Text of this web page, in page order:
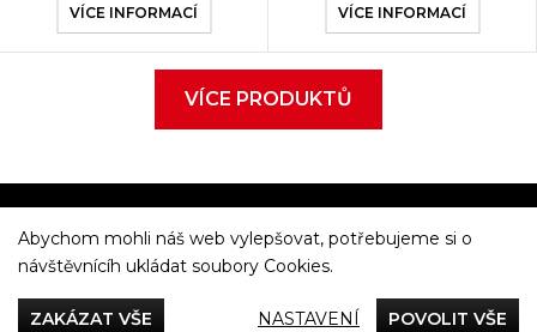
VÍCE INFORMACÍ VÍCE INFORMACÍ
VÍCE PRODUKTŮ
Večeříme společně
Abychom mohli náš web vylepšovat, potřebujeme si o
návštěvnícíh ukládat soubory Cookies.
ZAKÁZAT VŠE NASTAVENÍ POVOLIT VŠE